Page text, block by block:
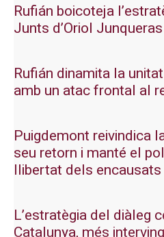
Rufián boicoteja
Junts d’Oriol Junqueras
Rufián dinamita la
amb un atac frontal al
Puigdemont reivindica
seu retorn i manté el
llibertat dels encausats
L’estratègia del diàleg
Catalunya, més